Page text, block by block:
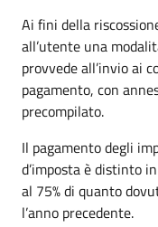
Ai fini della
all’utente una
provvede all’invio ai
pagamento, con
precompilato.
Il pagamento degli
d’imposta è distinto in
al 75% di quanto
l’anno precedente.